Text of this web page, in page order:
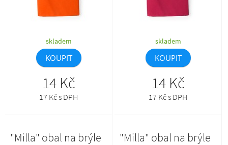
skladem
KOUPIT
14 Kč
17 Kč s DPH
skladem
KOUPIT
14 Kč
17 Kč s DPH
"Milla" obal na brýle "Milla" obal na brýle